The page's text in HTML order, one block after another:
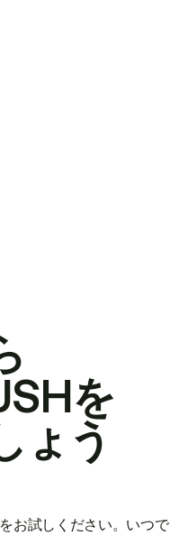
を
ょう
お試しください。いつ